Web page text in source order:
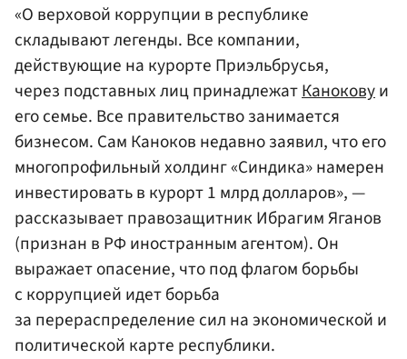
«О верховой коррупции в республике
складывают легенды. Все компании,
действующие на курорте Приэльбрусья,
через подставных лиц принадлежатКаноковуи
его семье. Все правительство занимается
бизнесом. Сам Каноков недавно заявил, что его
многопрофильный холдинг «Синдика» намерен
инвестировать в курорт 1 млрд долларов», —
рассказывает правозащитник Ибрагим Яганов
(признан в РФ иностранным агентом). Он
выражает опасение, что под флагом борьбы
с коррупцией идет борьба
за перераспределение сил на экономической и
политической карте республики.